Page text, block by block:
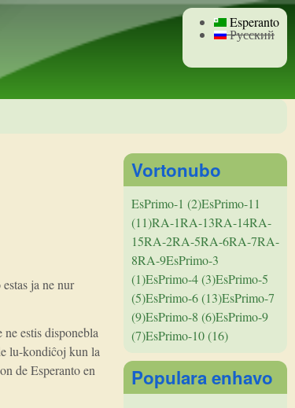
Esperanto
Русский
ja ne nur
estis disponebla
lu-kondiĉoj kun la
de Esperanto en
Vortonubo
EsPrimo-1 (2)EsPrimo-11
(11)RA-1RA-13RA-14RA-
15RA-2RA-5RA-6RA-7RA-
8RA-9EsPrimo-3
(1)EsPrimo-4 (3)EsPrimo-5
(5)EsPrimo-6 (13)EsPrimo-7
(9)EsPrimo-8 (6)EsPrimo-9
(7)EsPrimo-10 (16)
Populara enhavo